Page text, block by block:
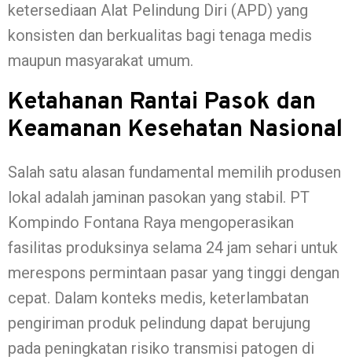
ketersediaan Alat Pelindung Diri (APD) yang
konsisten dan berkualitas bagi tenaga medis
maupun masyarakat umum.
Ketahanan Rantai Pasok dan
Keamanan Kesehatan Nasional
Salah satu alasan fundamental memilih produsen
lokal adalah jaminan pasokan yang stabil. PT
Kompindo Fontana Raya mengoperasikan
fasilitas produksinya selama 24 jam sehari untuk
merespons permintaan pasar yang tinggi dengan
cepat. Dalam konteks medis, keterlambatan
pengiriman produk pelindung dapat berujung
pada peningkatan risiko transmisi patogen di